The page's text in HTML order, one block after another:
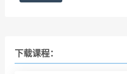
下载课程：